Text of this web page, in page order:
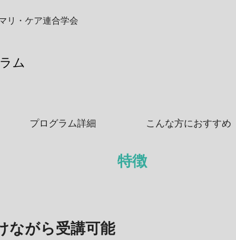
リ・ケア連合学会
ム
プログラム詳細 こんな方におすすめ
特徴
ながら受講可能